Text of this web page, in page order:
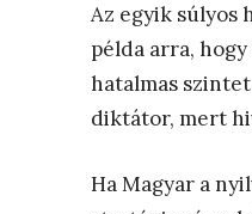
Az egyik súlyos
példa arra,
hatalmas szintet
diktátor, mert
Ha Magyar a